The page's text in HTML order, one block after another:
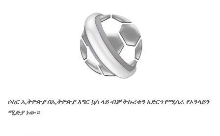
ሶከር ኢትዮጵያ በኢትዮጵያ እግር ኳስ ላይ ብቻ ትኩረቱን አድርጎ የሚሰራ የኦንላይን
ሚድያ ነው።